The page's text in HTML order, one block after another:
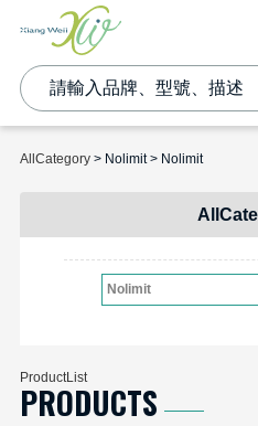
AllCategory> Nolimit > Nolimit
Nolimit
ProductList
PRODUCTS